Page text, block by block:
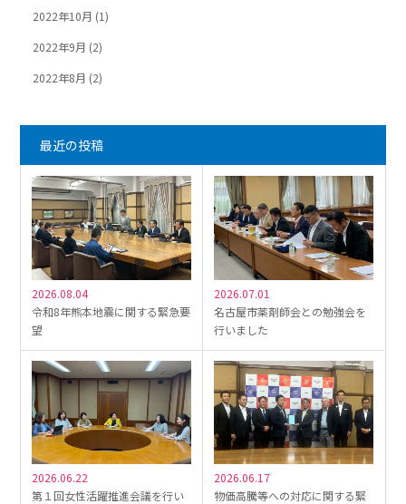
2022年10月 (1)
2022年9月 (2)
2022年8月 (2)
最近の投稿
2026.08.04
令和8年熊本地震に関する緊急要
望
2026.07.01
名古屋市薬剤師会との勉強会を
行いました
2026.06.22
第１回女性活躍推進会議を行い
2026.06.17
物価高騰等への対応に関する緊